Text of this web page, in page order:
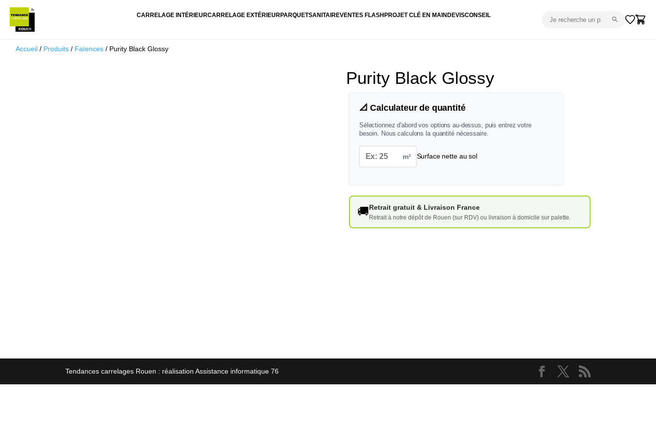
CARRELAGE INTÉRIEURCARRELAGE EXTÉRIEURPARQUETSANITAIREVENTES FLASH PROJET CLÉ EN MAIN DEVISCONSEIL
Accueil / Produits / Faïences / Purity Black Glossy
Purity Black Glossy
📐 Calculateur de quantité
Sélectionnez d'abord vos options au-dessus, puis entrez votre
besoin. Nous calculons la quantité nécessaire.
m² Surface nette au sol
🚚Retrait gratuit & Livraison France
Retrait à notre dépôt de Rouen (sur RDV) ou livraison à domicile sur palette.
Tendances carrelages Rouen : réalisation Assistance informatique 76